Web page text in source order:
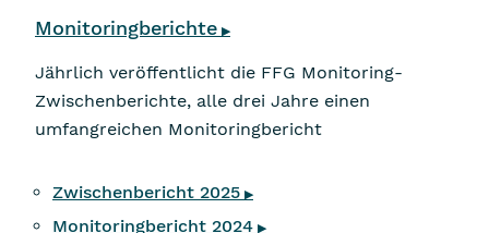
Monitoringberichte ▶
Jährlich veröffentlicht die FFG Monitoring-
Zwischenberichte, alle drei Jahre einen
umfangreichen Monitoringbericht
Zwischenbericht 2025 ▶
Monitoringbericht 2024 ▶